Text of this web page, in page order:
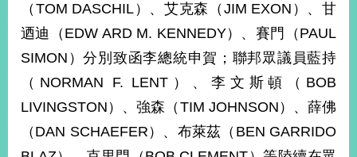
服
務
本
部
相
關
網
（TOM DASCHIL）、艾克森（JIM EXON）、甘
迺迪（EDW ARD M. KENNEDY）、賽門（PAUL
SIMON）分別致函李總統申賀；聯邦眾議員藍持
（NORMAN F. LENT）、李文斯頓（BOB
LIVINGSTON）、強森（TIM JOHNSON）、薛佛
（DAN SCHAEFER）、布萊茲（BEN GARRIDO